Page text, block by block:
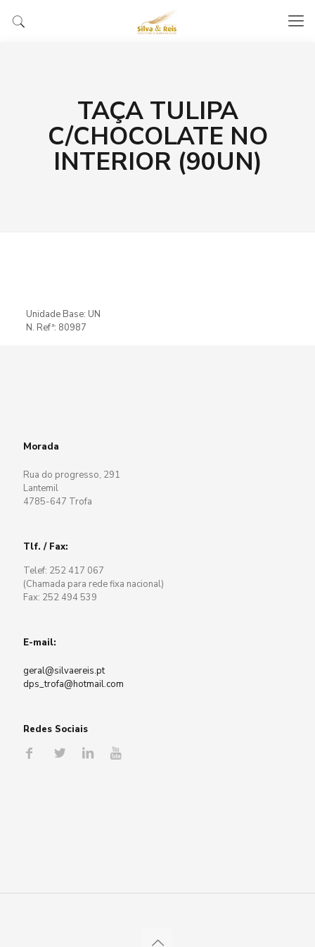
TAÇA TULIPA
C/CHOCOLATE NO
INTERIOR (90UN)
Unidade Base: UN
N. Refª: 80987
Morada
Rua do progresso, 291
Lantemil
4785-647 Trofa
Tlf. / Fax:
Telef: 252 417 067
(Chamada para rede fixa nacional)
Fax: 252 494 539
E-mail:
geral@silvaereis.pt
dps_trofa@hotmail.com
Redes Sociais